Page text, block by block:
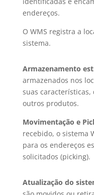
endereços.
O WMS registra a
sistema.
Armazenamento
armazenados nos
suas
outros produtos.
Movimentação e
recebido, o sistema
para os endereços
solicitados (picking).
Atualização do